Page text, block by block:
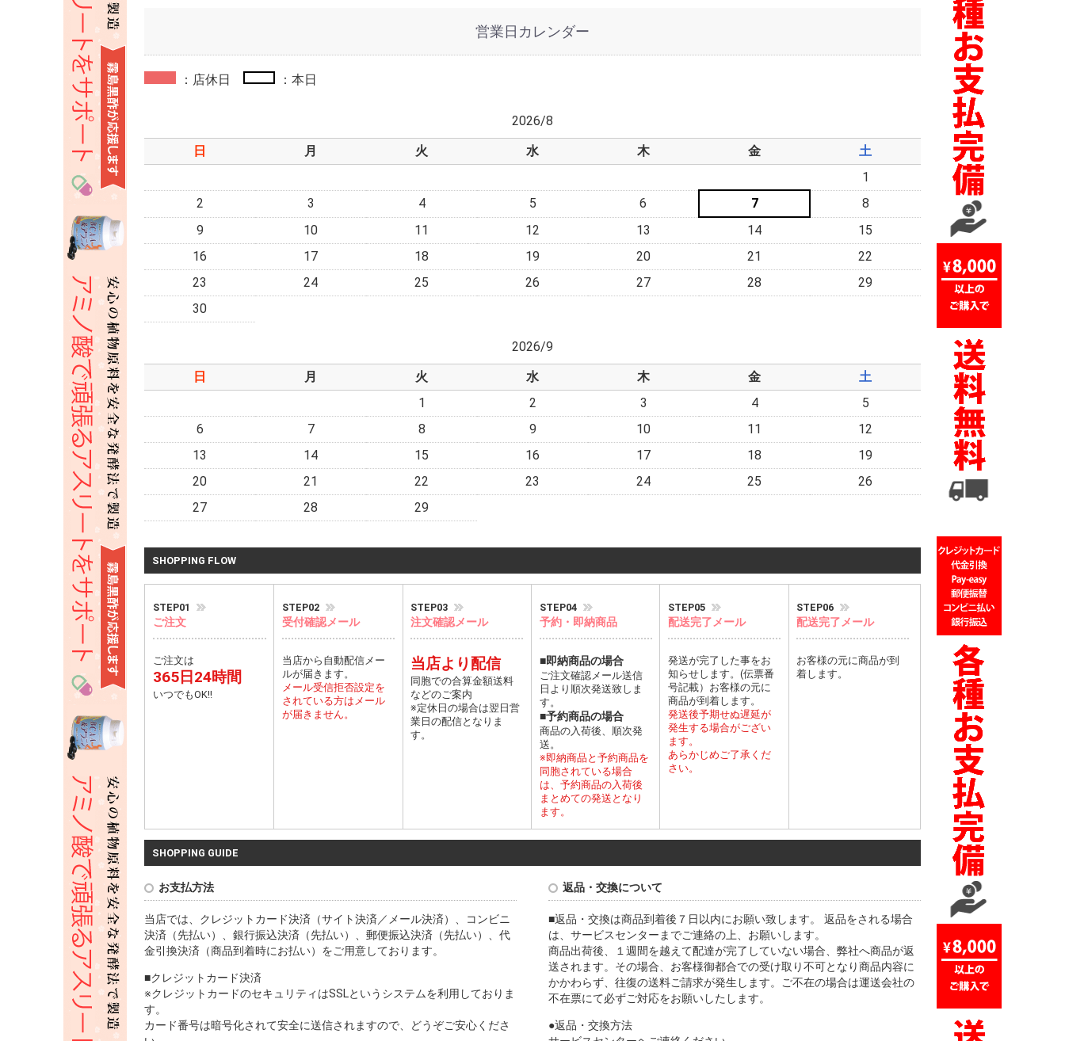
営業日カレンダー
：店休日 ：本日
2026/8
日
月 火 水 木 金
土
1
2
3 4 5 6 7
8
9
10 11 12 13 14
15
16
17 18 19 20 21
22
23
24 25 26 27 28
29
30
2026/9
日
月 火 水 木 金
土
1
2 3 4
5
6
7 8 9 10 11
12
13
14 15 16 17 18
19
20
21 22 23 24 25
26
27
28 29
SHOPPING FLOW
STEP01
ご注文
ご注文は
365日24時間
いつでもOK!!
STEP02
受付確認メール
当店から自動配信メー
ルが届きます。
メール受信拒否設定を
されている方はメール
が届きません。
STEP03
注文確認メール
当店より配信
同胞での合算金額送料
などのご案内
※定休日の場合は翌日営
業日の配信となりま
す。
STEP04
予約・即納商品
■即納商品の場合
ご注文確認メール送信
日より順次発送致しま
す。
■予約商品の場合
商品の入荷後、順次発
送。
※即納商品と予約商品を
同胞されている場合
は、予約商品の入荷後
まとめての発送となり
ます。
STEP05
配送完了メール
発送が完了した事をお
知らせします。(伝票番
号記載）お客様の元に
商品が到着します。
発送後予期せぬ遅延が
発生する場合がござい
ます。
あらかじめご了承くだ
さい。
STEP06
配送完了メール
お客様の元に商品が到
着します。
SHOPPING GUIDE
お支払方法
当店では、クレジットカード決済（サイト決済／メール決済）、コンビニ
決済（先払い）、銀行振込決済（先払い）、郵便振込決済（先払い）、代
金引換決済（商品到着時にお払い）をご用意しております。
■クレジットカード決済
※クレジットカードのセキュリティはSSLというシステムを利用しておりま
す。
カード番号は暗号化されて安全に送信されますので、どうぞご安心くださ
返品・交換について
■返品・交換は商品到着後７日以内にお願い致します。 返品をされる場合
は、サービスセンターまでご連絡の上、お願いします。
商品出荷後、１週間を越えて配達が完了していない場合、弊社へ商品が返
送されます。その場合、お客様御都合での受け取り不可となり商品内容に
かかわらず、往復の送料ご請求が発生します。ご不在の場合は運送会社の
不在票にて必ずご対応をお願いしたします。
●返品・交換方法